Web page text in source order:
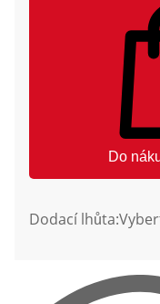
Do
Dodací lhůta: